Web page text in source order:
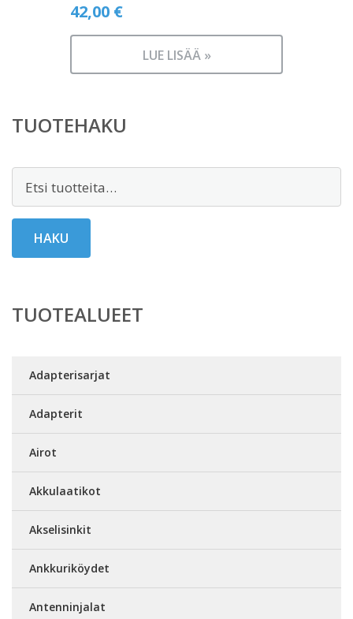
42,00 €
LUE LISÄÄ »
TUOTEHAKU
HAKU
TUOTEALUEET
Adapterisarjat
Adapterit
Airot
Akkulaatikot
Akselisinkit
Ankkuriköydet
Antenninjalat